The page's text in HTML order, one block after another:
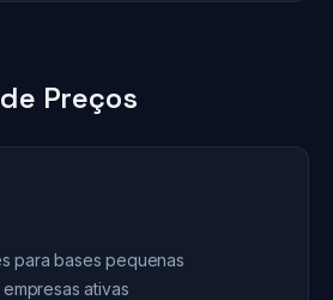
Preços
para bases pequenas
ativas